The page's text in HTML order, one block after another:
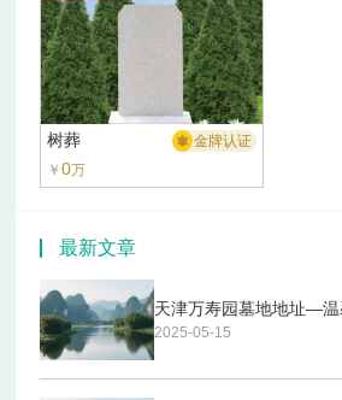
树葬
金牌认证
￥0万
最新文章
天津万寿园墓地地址—温
2025-05-15